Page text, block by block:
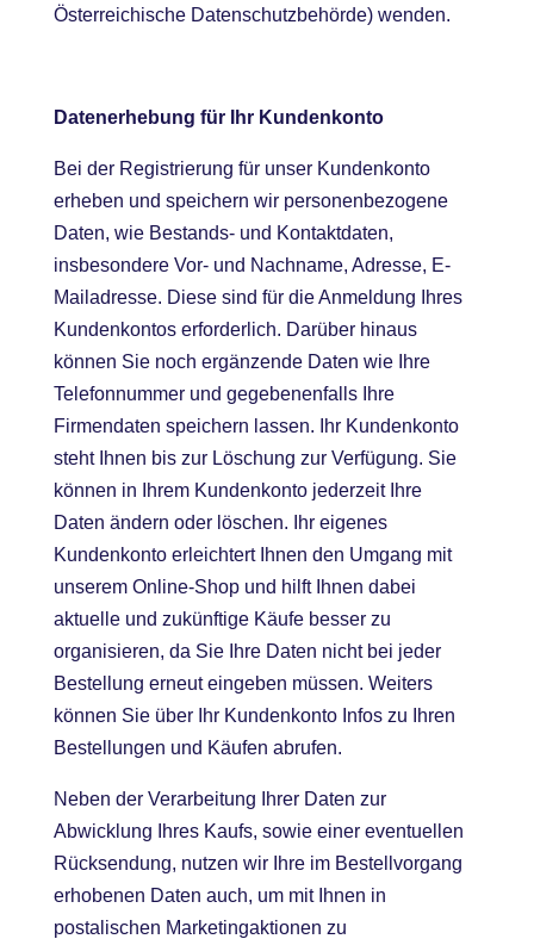
Österreichische Datenschutzbehörde) wenden.
Datenerhebung für Ihr Kundenkonto
Bei der Registrierung für unser Kundenkonto
erheben und speichern wir personenbezogene
Daten, wie Bestands- und Kontaktdaten,
insbesondere Vor- und Nachname, Adresse, E-
Mailadresse. Diese sind für die Anmeldung Ihres
Kundenkontos erforderlich. Darüber hinaus
können Sie noch ergänzende Daten wie Ihre
Telefonnummer und gegebenenfalls Ihre
Firmendaten speichern lassen. Ihr Kundenkonto
steht Ihnen bis zur Löschung zur Verfügung. Sie
können in Ihrem Kundenkonto jederzeit Ihre
Daten ändern oder löschen. Ihr eigenes
Kundenkonto erleichtert Ihnen den Umgang mit
unserem Online-Shop und hilft Ihnen dabei
aktuelle und zukünftige Käufe besser zu
organisieren, da Sie Ihre Daten nicht bei jeder
Bestellung erneut eingeben müssen. Weiters
können Sie über Ihr Kundenkonto Infos zu Ihren
Bestellungen und Käufen abrufen.
Neben der Verarbeitung Ihrer Daten zur
Abwicklung Ihres Kaufs, sowie einer eventuellen
Rücksendung, nutzen wir Ihre im Bestellvorgang
erhobenen Daten auch, um mit Ihnen in
postalischen Marketingaktionen zu